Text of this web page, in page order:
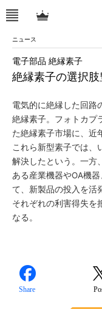
ニュース
絶縁素子の選択
電子部品 絶縁素子
電気的に絶縁した回路
絶縁素子。フォトカプ
た絶縁素子市場に、近
これら新型素子では、
解決したという。一方
ある産業機器やOA機
て、新製品の投入を活
それぞれの利害得失を
なる。
Share